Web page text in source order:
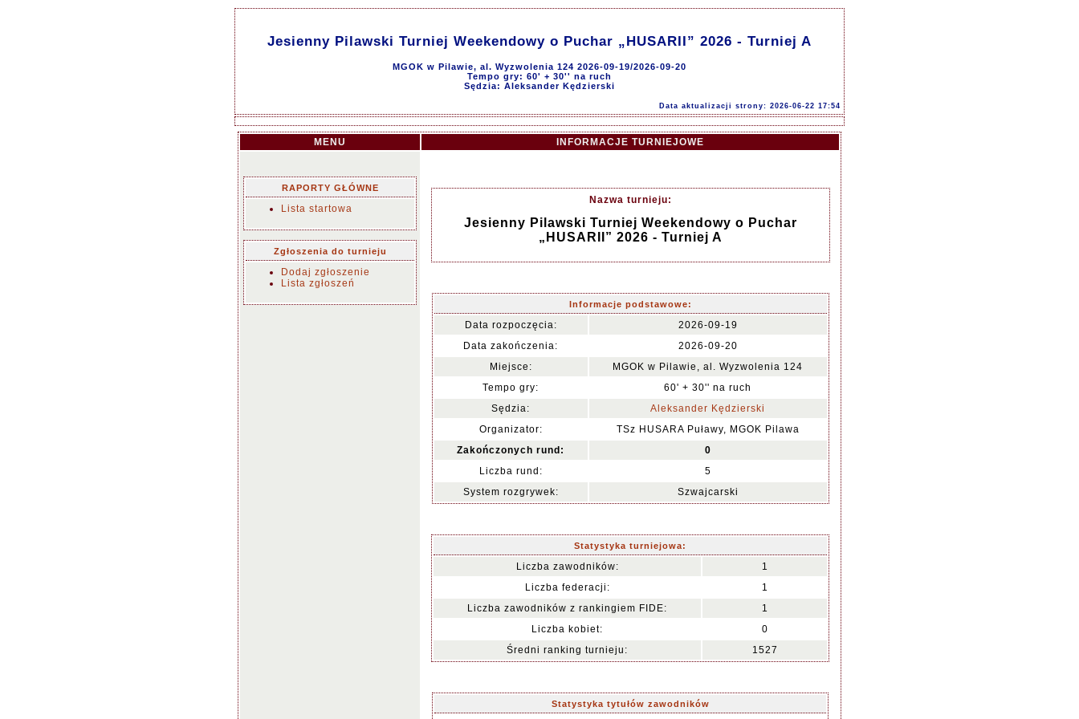
Jesienny Pilawski Turniej Weekendowy o Puchar „HUSARII” 2026 - Turniej A
MGOK w Pilawie, al. Wyzwolenia 124 2026-09-19/2026-09-20
Tempo gry: 60' + 30'' na ruch
Sędzia: Aleksander Kędzierski
Data aktualizacji strony: 2026-06-22 17:54
MENU INFORMACJE TURNIEJOWE
RAPORTY GŁÓWNE
Lista startowa
Zgłoszenia do turnieju
Dodaj zgłoszenie
Lista zgłoszeń
Nazwa turnieju:
Jesienny Pilawski Turniej Weekendowy o Puchar
„HUSARII” 2026 - Turniej A
Informacje podstawowe:
Data rozpoczęcia:
2026-09-19
Data zakończenia:
2026-09-20
Miejsce:
MGOK w Pilawie, al. Wyzwolenia 124
Tempo gry:
60' + 30'' na ruch
Sędzia:
Aleksander Kędzierski
Organizator:
TSz HUSARA Puławy, MGOK Pilawa
Zakończonych rund:
0
Liczba rund:
5
System rozgrywek:
Szwajcarski
Statystyka turniejowa:
Liczba zawodników:
1
Liczba federacji:
1
Liczba zawodników z rankingiem FIDE:
1
Liczba kobiet:
0
Średni ranking turnieju:
1527
Statystyka tytułów zawodników